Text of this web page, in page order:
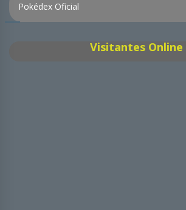
Pokédex Oficial
Visitantes Online